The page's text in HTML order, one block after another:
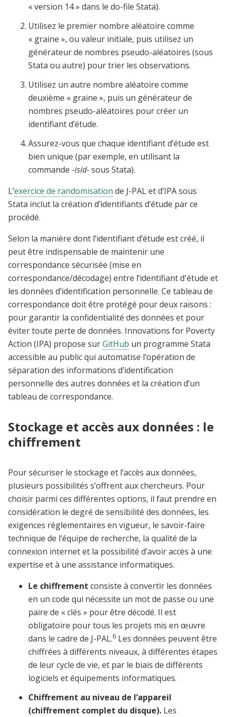
« version 14 » dans le do-file Stata).
Utilisez le premier nombre aléatoire comme
« graine », ou valeur initiale, puis utilisez un
générateur de nombres pseudo-aléatoires (sous
Stata ou autre) pour trier les observations.
Utilisez un autre nombre aléatoire comme
deuxième « graine », puis un générateur de
nombres pseudo-aléatoires pour créer un
identifiant d’étude.
Assurez-vous que chaque identifiant d’étude est
bien unique (par exemple, en utilisant la
commande -isid-sous Stata).
L’exercice de randomisation de J-PAL et d’IPA sous
Stata inclut la création d’identifiants d’étude par ce
procédé.
Selon la manière dont l’identifiant d’étude est créé, il
peut être indispensable de maintenir une
correspondance sécurisée (mise en
correspondance/décodage) entre l’identifiant d'étude et
les données d’identification personnelle. Ce tableau de
correspondance doit être protégé pour deux raisons :
pour garantir la confidentialité des données et pour
éviter toute perte de données. Innovations for Poverty
Action (IPA) propose surGitHub un programme Stata
accessible au public qui automatise l’opération de
séparation des informations d’identification
personnelle des autres données et la création d’un
tableau de correspondance.
Stockage et accès aux données : le
chiffrement
Pour sécuriser le stockage et l’accès aux données,
plusieurs possibilités s’offrent aux chercheurs. Pour
choisir parmi ces différentes options, il faut prendre en
considération le degré de sensibilité des données, les
exigences réglementaires en vigueur, le savoir-faire
technique de l’équipe de recherche, la qualité de la
connexion internet et la possibilité d’avoir accès à une
expertise et à une assistance informatiques.
Le chiffrement consiste à convertir les données
en un code qui nécessite un mot de passe ou une
paire de « clés » pour être décodé. Il est
obligatoire pour tous les projets mis en œuvre
dans le cadre de J-PAL.6 Les données peuvent être
chiffrées à différents niveaux, à différentes étapes
de leur cycle de vie, et par le biais de différents
logiciels et équipements informatiques.
Chiffrement au niveau de l’appareil
(chiffrement complet du disque). Les